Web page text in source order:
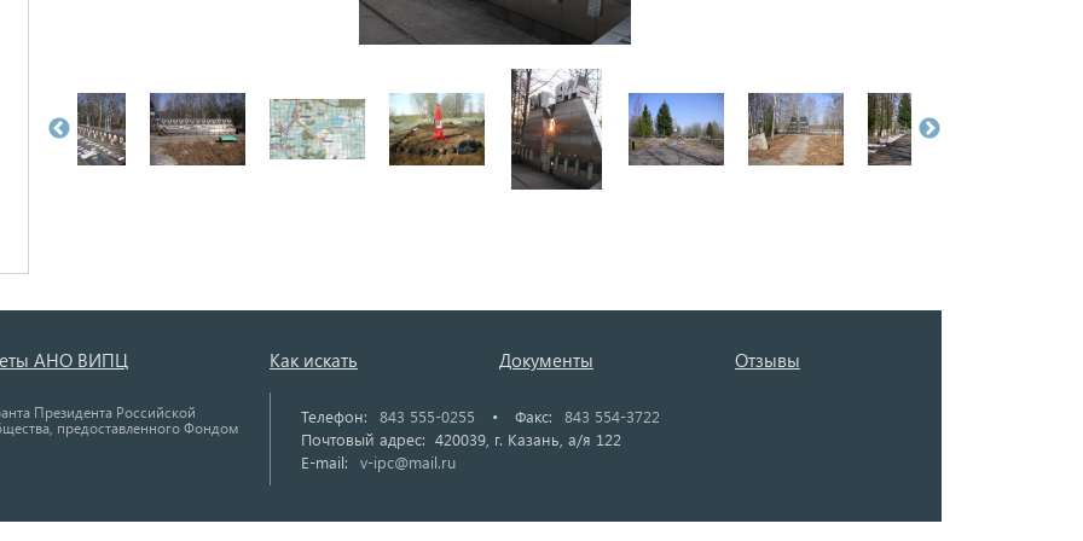
АНО ВИПЦ Как искать Документы Отзывы
Президента Российской
предоставленного Фондом
Телефон: 843 555-0255 • Факс:
843 554-3722
Почтовый адрес: 420039, г. Казань, а/я 122
E-mail:
v-ipc@mail.ru